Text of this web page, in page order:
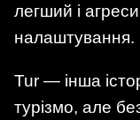
легший і
налаштування.
Tur — інша
турізмо, але